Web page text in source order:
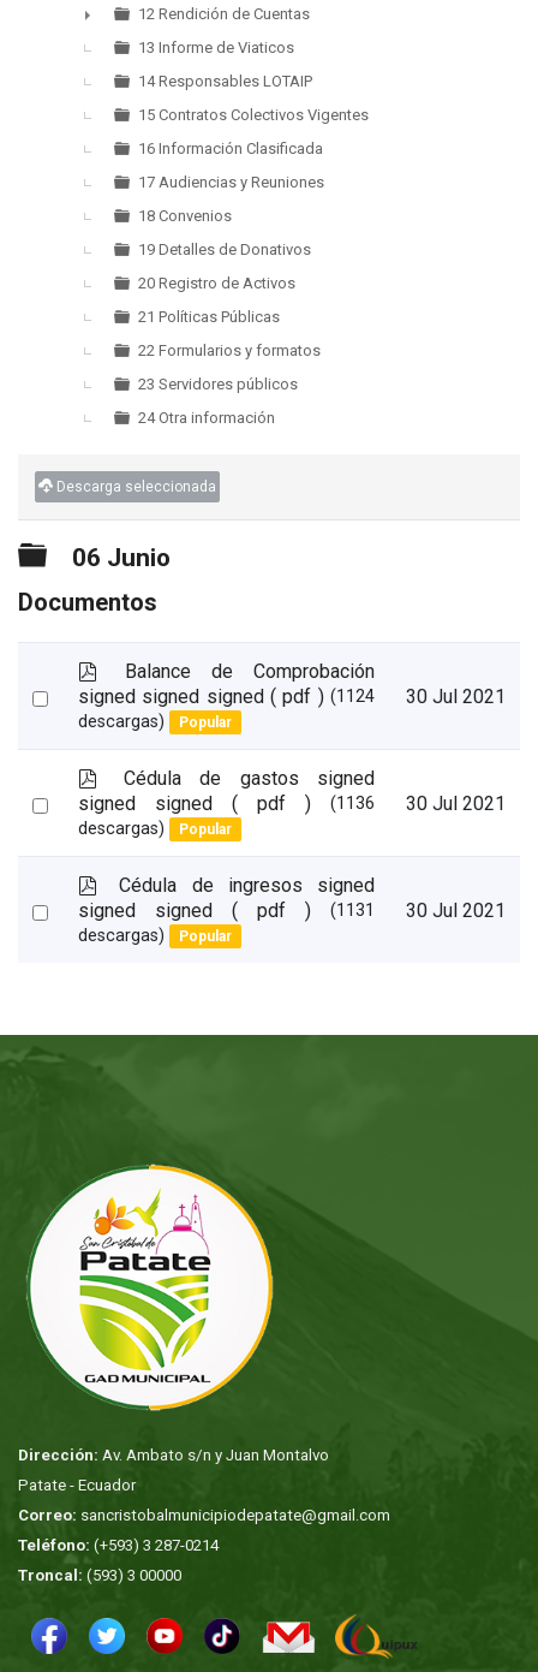
►
12 Rendición de Cuentas
13 Informe de Viaticos
14 Responsables LOTAIP
15 Contratos Colectivos Vigentes
16 Información Clasificada
17 Audiencias y Reuniones
18 Convenios
19 Detalles de Donativos
20 Registro de Activos
21 Políticas Públicas
22 Formularios y formatos
23 Servidores públicos
24 Otra información
Descarga seleccionada
Carpeta
06 Junio
Documentos
Select
p
d
f
Balance de Comprobación
signed signed signed ( pdf ) (1124
descargas)
Popular
30 Jul 2021
Select
p
d
f
Cédula de gastos signed
signed signed
( pdf )
(1136
descargas)
Popular
30 Jul 2021
Select
p
d
f
Cédula de ingresos signed
signed signed
( pdf )
(1131
descargas)
Popular
30 Jul 2021
Dirección: Av. Ambato s/n y Juan Montalvo
Patate - Ecuador
Correo: sancristobalmunicipiodepatate@gmail.com
Teléfono: (+593) 3 287-0214
Troncal: (593) 3 00000